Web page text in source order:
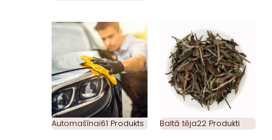
Automašīnai61 Produkts Baltā tēja22 Produkti